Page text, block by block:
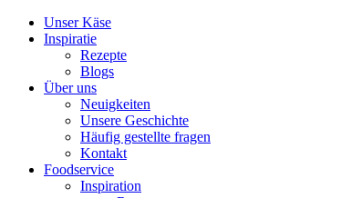
Unser Käse
Inspiratie
Rezepte
Blogs
Über uns
Neuigkeiten
Unsere Geschichte
Häufig gestellte fragen
Kontakt
Foodservice
Inspiration